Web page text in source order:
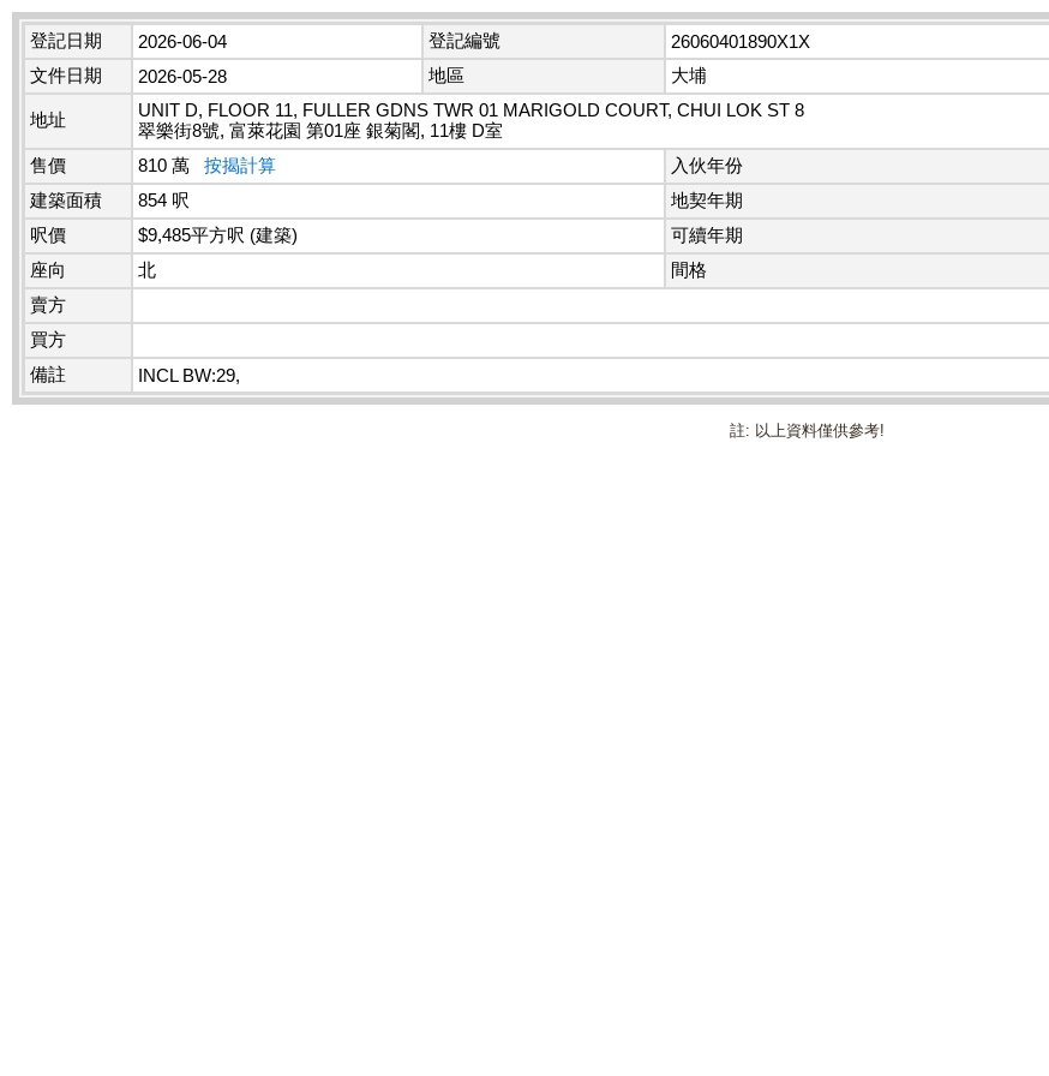
登記日期 2026-06-04 登記編號 26060401890X1X
文件日期
2026-05-28 地區 大埔
地址
UNIT D, FLOOR 11, FULLER GDNS TWR 01 MARIGOLD COURT, CHUI LOK ST 8
翠樂街8號, 富萊花園 第01座 銀菊閣, 11樓 D室
售價
810 萬 按揭計算 入伙年份
建築面積
854 呎 地契年期
呎價
$9,485平方呎 (建築)
可續年期
座向
北
間格
賣方
買方
備註
INCL BW:29,
註: 以上資料僅供參考!